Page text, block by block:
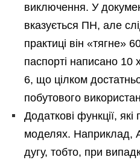
виключення. У
вказується ПН, але
практиці він «тягне»
паспорті написано 10
6, що цілком
побутового
Додаткові функції, які
моделях. Наприклад,
дугу, тобто, при